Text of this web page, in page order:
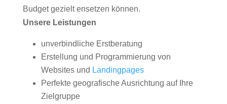
Budget gezielt ensetzen können.
Unsere Leistungen
unverbindliche Erstberatung
Erstellung und Programmierung von
Websites und Landingpages
Perfekte geografische Ausrichtung auf Ihre
Zielgruppe